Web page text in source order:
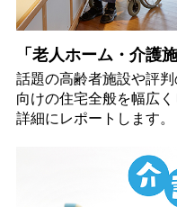
「老人ホーム・介護
話題の高齢者施設や評
向けの住宅全般を幅広
詳細にレポートします。